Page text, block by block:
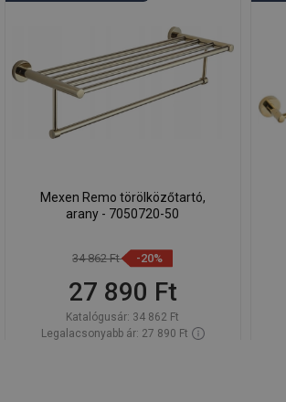
Mexen Remo törölközőtartó,
arany - 7050720-50
34 862 Ft -20%
27 890 Ft
Katalógusár: 34 862 Ft
Legalacsonyabb ár: 27 890 Ft